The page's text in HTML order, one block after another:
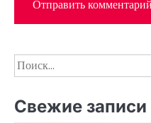
Найти:
Свежие записи